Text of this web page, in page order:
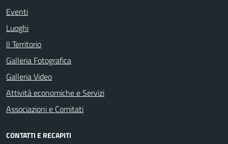
Eventi
Luoghi
Il Territorio
Galleria Fotografica
Galleria Video
Attività economiche e Servizi
Associazioni e Comitati
CONTATTI E RECAPITI